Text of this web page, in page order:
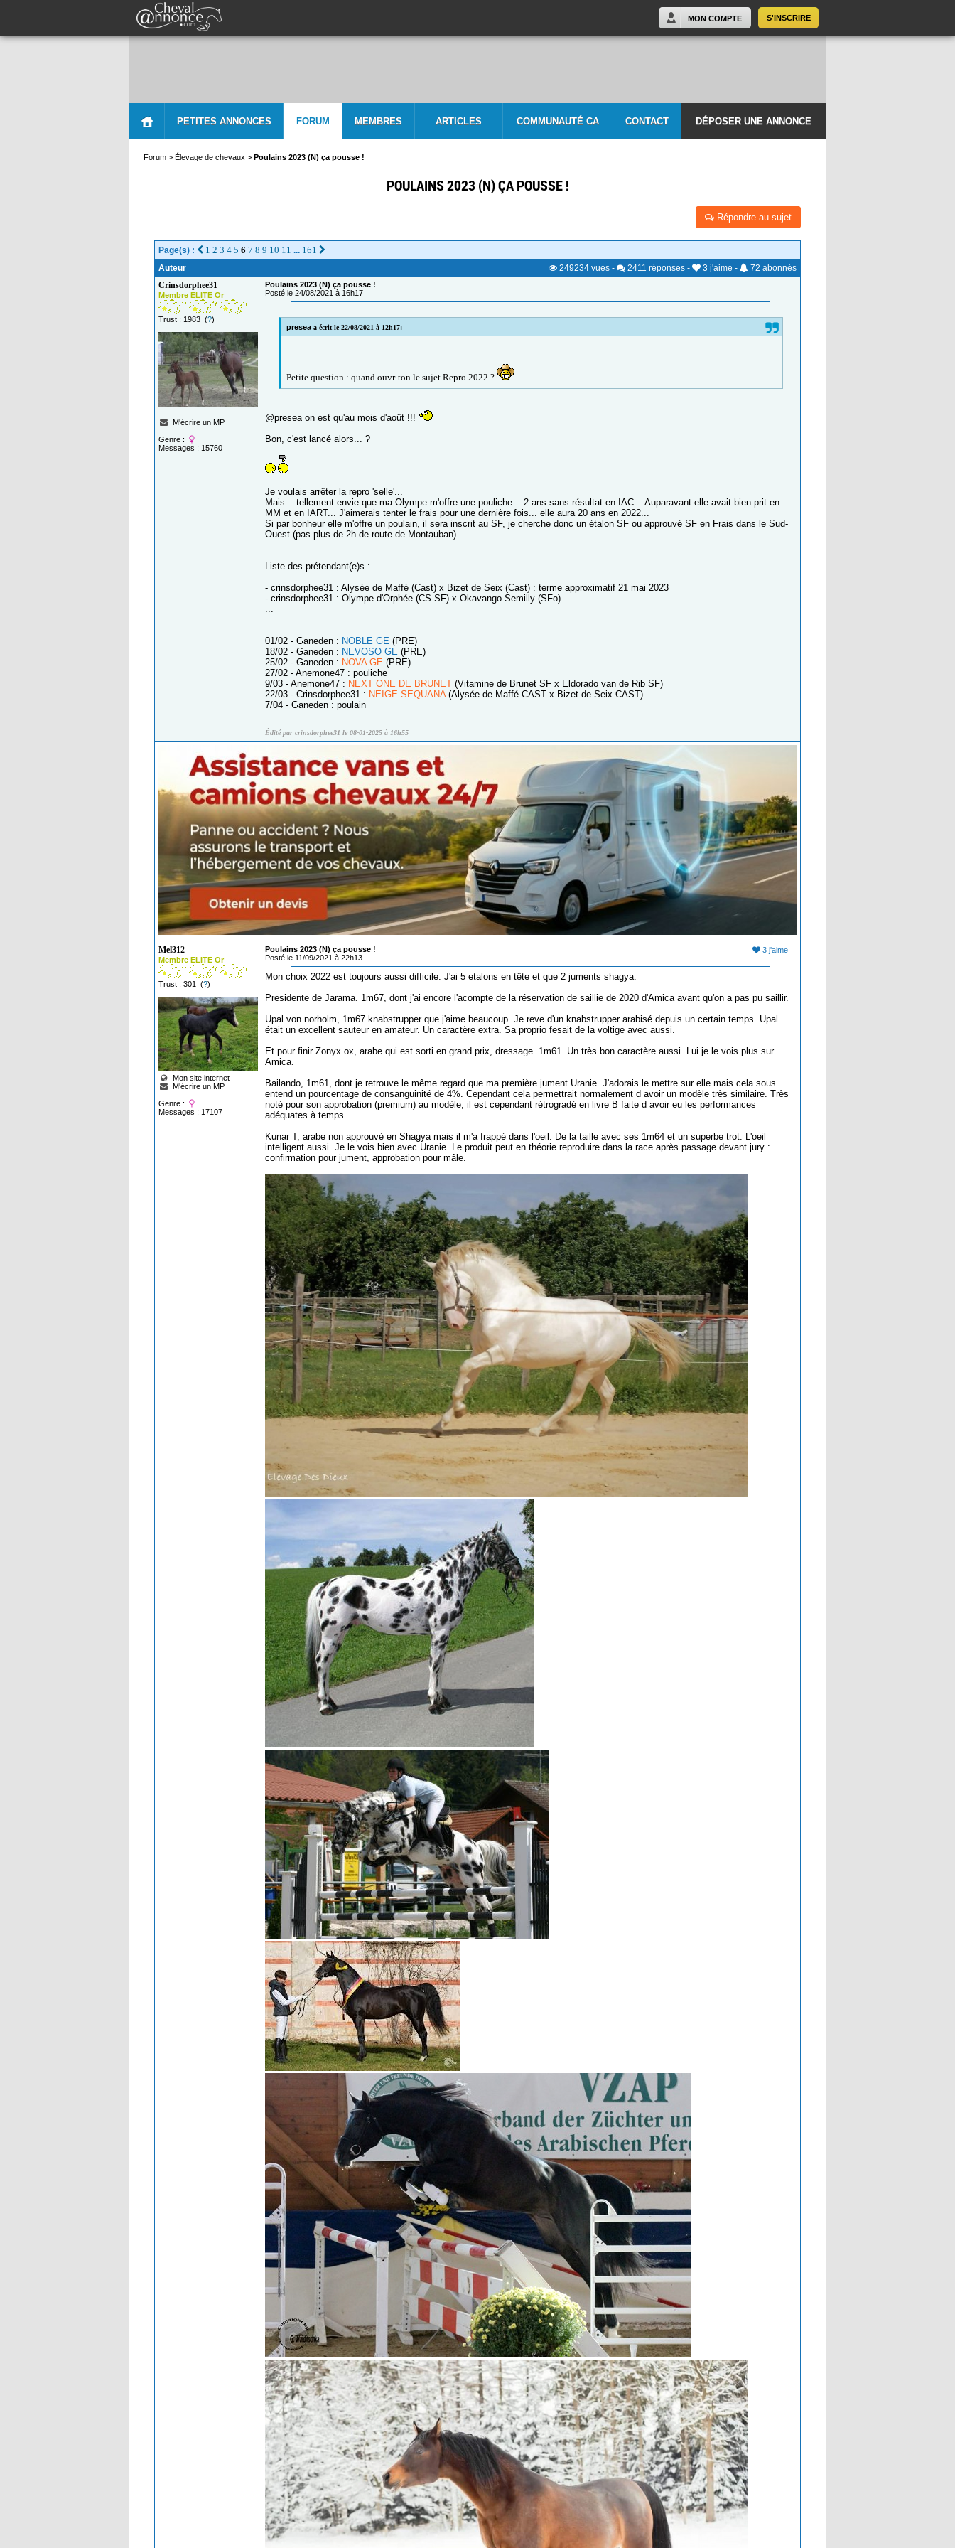
S'INSCRIRE
MON COMPTE
PETITES ANNONCES FORUM MEMBRES ARTICLES COMMUNAUTÉ CA CONTACT DÉPOSER UNE ANNONCE
Forum > Élevage de chevaux > Poulains 2023 (N) ça pousse !
POULAINS 2023 (N) ÇA POUSSE !
Répondre au sujet
Page(s) : 1 2 3 4 5 6 7 8 9 10 11 ... 161
Auteur 249234 vues - 2411 réponses - 3 j'aime - 72 abonnés
Crinsdorphee31
Membre ELITE Or
Trust : 1983 (?)
M'écrire un MP
Genre :
Messages : 15760
Poulains 2023 (N) ça pousse !
Posté le 24/08/2021 à 16h17
preseaa écrit le 22/08/2021 à 12h17:
Petite question : quand ouvr-ton le sujet Repro 2022 ?
@presea on est qu'au mois d'août !!!
Bon, c'est lancé alors... ?
Je voulais arrêter la repro 'selle'...
Mais... tellement envie que ma Olympe m'offre une pouliche... 2 ans sans résultat en IAC... Auparavant elle avait bien prit en
MM et en IART... J'aimerais tenter le frais pour une dernière fois... elle aura 20 ans en 2022...
Si par bonheur elle m'offre un poulain, il sera inscrit au SF, je cherche donc un étalon SF ou approuvé SF en Frais dans le Sud-
Ouest (pas plus de 2h de route de Montauban)
Liste des prétendant(e)s :
- crinsdorphee31 : Alysée de Maffé (Cast) x Bizet de Seix (Cast) : terme approximatif 21 mai 2023
- crinsdorphee31 : Olympe d'Orphée (CS-SF) x Okavango Semilly (SFo)
...
01/02 - Ganeden : NOBLE GE (PRE)
18/02 - Ganeden : NEVOSO GE (PRE)
25/02 - Ganeden : NOVA GE (PRE)
27/02 - Anemone47 : pouliche
9/03 - Anemone47 : NEXT ONE DE BRUNET (Vitamine de Brunet SF x Eldorado van de Rib SF)
22/03 - Crinsdorphee31 : NEIGE SEQUANA(Alysée de Maffé CAST x Bizet de Seix CAST)
7/04 - Ganeden : poulain
Édité par crinsdorphee31 le 08-01-2025 à 16h55
Mel312
Membre ELITE Or
Trust : 301 (?)
Mon site internet
M'écrire un MP
Genre :
Messages : 17107
3 j'aime
Poulains 2023 (N) ça pousse !
Posté le 11/09/2021 à 22h13
Mon choix 2022 est toujours aussi difficile. J'ai 5 etalons en tête et que 2 juments shagya.
Presidente de Jarama. 1m67, dont j'ai encore l'acompte de la réservation de saillie de 2020 d'Amica avant qu'on a pas pu saillir.
Upal von norholm, 1m67 knabstrupper que j'aime beaucoup. Je reve d'un knabstrupper arabisé depuis un certain temps. Upal
était un excellent sauteur en amateur. Un caractère extra. Sa proprio fesait de la voltige avec aussi.
Et pour finir Zonyx ox, arabe qui est sorti en grand prix, dressage. 1m61. Un très bon caractère aussi. Lui je le vois plus sur
Amica.
Bailando, 1m61, dont je retrouve le même regard que ma première jument Uranie. J'adorais le mettre sur elle mais cela sous
entend un pourcentage de consanguinité de 4%. Cependant cela permettrait normalement d avoir un modèle très similaire. Très
noté pour son approbation (premium) au modèle, il est cependant rétrogradé en livre B faite d avoir eu les performances
adéquates à temps.
Kunar T, arabe non approuvé en Shagya mais il m'a frappé dans l'oeil. De la taille avec ses 1m64 et un superbe trot. L'oeil
intelligent aussi. Je le vois bien avec Uranie. Le produit peut en théorie reproduire dans la race après passage devant jury :
confirmation pour jument, approbation pour mâle.